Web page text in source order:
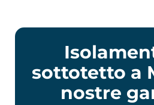
sottotetto a
nostre